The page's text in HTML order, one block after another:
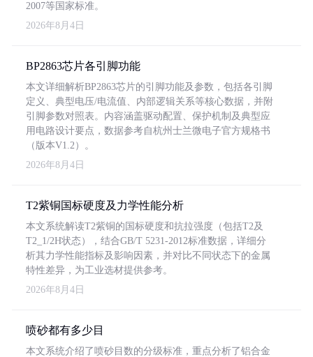
2007等国家标准。
2026年8月4日
BP2863芯片各引脚功能
本文详细解析BP2863芯片的引脚功能及参数，包括各引脚
定义、典型电压/电流值、内部逻辑关系等核心数据，并附
引脚参数对照表。内容涵盖驱动配置、保护机制及典型应
用电路设计要点，数据参考自杭州士兰微电子官方规格书
（版本V1.2）。
2026年8月4日
T2紫铜国标硬度及力学性能分析
本文系统解读T2紫铜的国标硬度和抗拉强度（包括T2及
T2_1/2H状态），结合GB/T 5231-2012标准数据，详细分
析其力学性能指标及影响因素，并对比不同状态下的金属
特性差异，为工业选材提供参考。
2026年8月4日
喷砂都有多少目
本文系统介绍了喷砂目数的分级标准，重点分析了铝合金